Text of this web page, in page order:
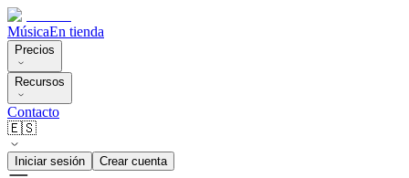
MúsicaEn tienda
Precios
Recursos
Contacto
🇪🇸
Iniciar sesión Crear cuenta